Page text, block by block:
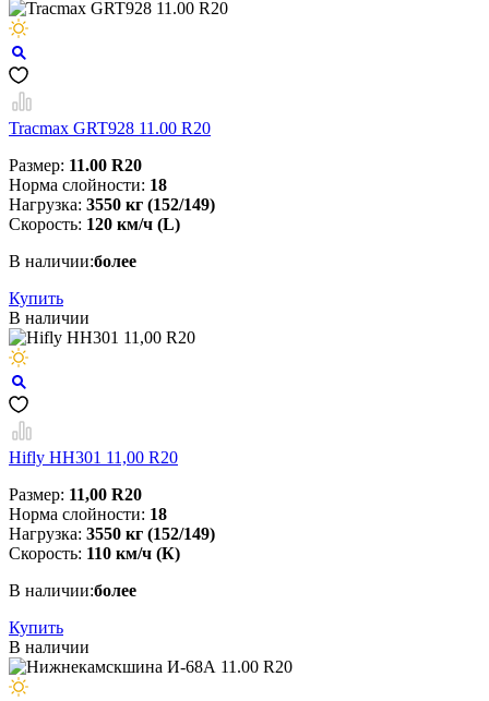
Tracmax GRT928 11.00 R20
Размер: 11.00 R20
Норма слойности: 18
Нагрузка: 3550 кг (152/149)
Скорость: 120 км/ч (L)
В наличии:более
Купить
В наличии
Hifly HH301 11,00 R20
Размер: 11,00 R20
Норма слойности: 18
Нагрузка: 3550 кг (152/149)
Скорость: 110 км/ч (К)
В наличии:более
Купить
В наличии